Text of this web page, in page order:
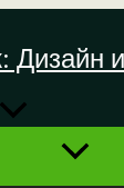
Дизайн